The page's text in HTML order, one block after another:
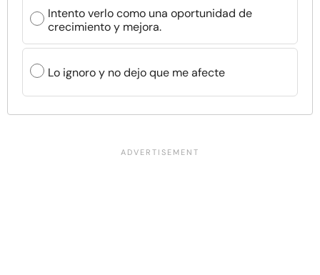
Intento verlo como una oportunidad de
crecimiento y mejora.
Lo ignoro y no dejo que me afecte